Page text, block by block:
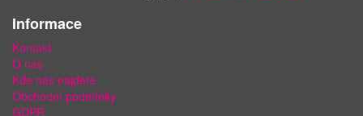
Informace
Kontakt
O nás
Kde nás najdete
Obchodní podmínky
GDPR